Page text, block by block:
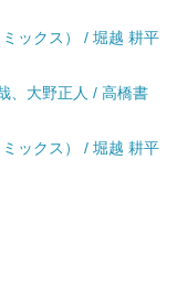
ックス） / 堀越 耕平
、大野正人 / 高橋書
ックス） / 堀越 耕平